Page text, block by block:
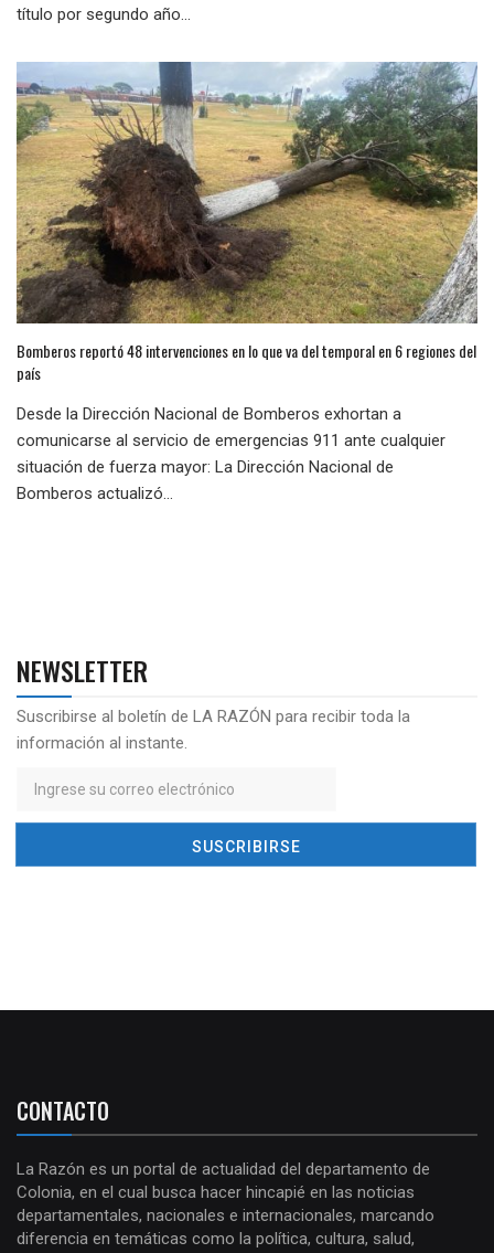
título por segundo año...
Bomberos reportó 48 intervenciones en lo que va del temporal en 6 regiones del
país
Desde la Dirección Nacional de Bomberos exhortan a
comunicarse al servicio de emergencias 911 ante cualquier
situación de fuerza mayor: La Dirección Nacional de
Bomberos actualizó...
NEWSLETTER
Suscribirse al boletín de LA RAZÓN para recibir toda la
información al instante.
CONTACTO
La Razón es un portal de actualidad del departamento de
Colonia, en el cual busca hacer hincapié en las noticias
departamentales, nacionales e internacionales, marcando
diferencia en temáticas como la política, cultura, salud,